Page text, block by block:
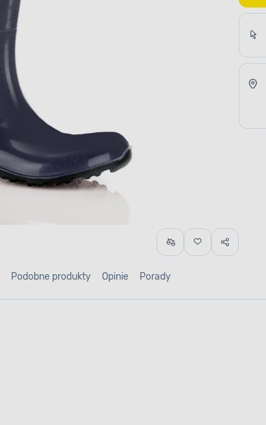
Podobne produkty Opinie Porady